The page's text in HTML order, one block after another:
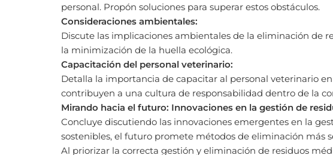
personal. Propón soluciones para superar estos obstáculos.
Consideraciones ambientales:
Discute las implicaciones ambientales de la eliminación de
la minimización de la huella ecológica.
Capacitación del personal veterinario:
Detalla la importancia de capacitar al personal veterinario
contribuyen a una cultura de responsabilidad dentro de la
Mirando hacia el futuro: Innovaciones en la gestión de
Concluye discutiendo las innovaciones emergentes en la
sostenibles, el futuro promete métodos de eliminación más
Al priorizar la correcta gestión y eliminación de residuos